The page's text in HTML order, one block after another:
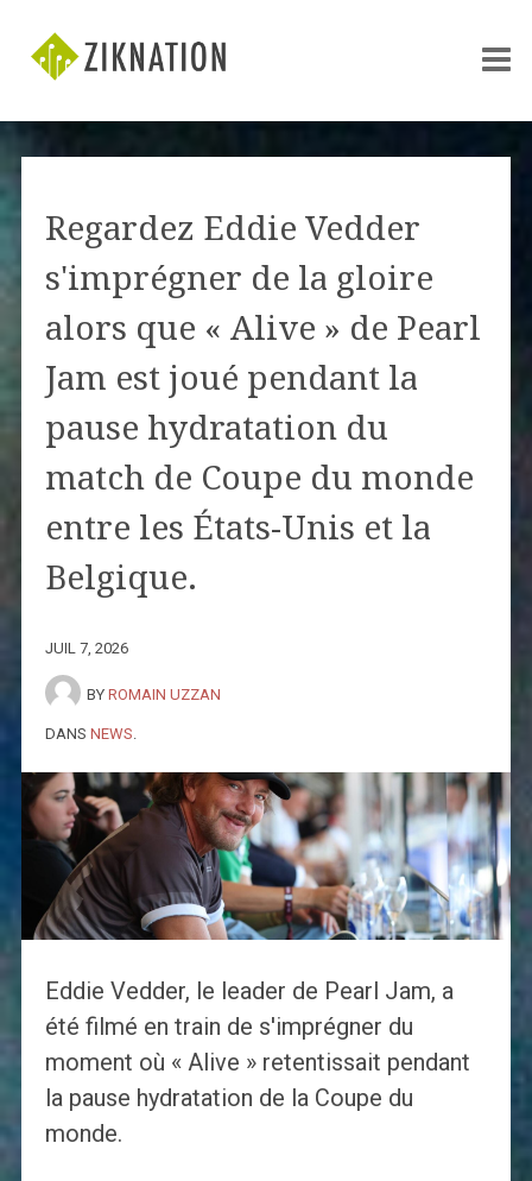
Regardez Eddie Vedder
s'imprégner de la gloire
alors que « Alive » de Pearl
Jam est joué pendant la
pause hydratation du
match de Coupe du monde
entre les États-Unis et la
Belgique.
JUIL 7, 2026
BY ROMAIN UZZAN
DANS NEWS
Eddie Vedder, le leader de Pearl Jam, a
été filmé en train de s'imprégner du
moment où « Alive » retentissait pendant
la pause hydratation de la Coupe du
monde.